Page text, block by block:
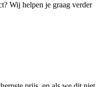
Wij helpen je graag verder